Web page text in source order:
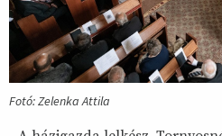
Fotó: Zelenka Attila